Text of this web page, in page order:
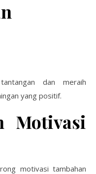
dan meraih
yang positif.
Motivasi
motivasi tambahan